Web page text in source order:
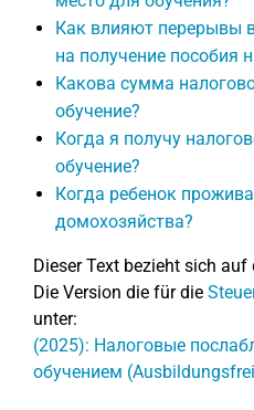
Как влияют перерывы
на получение пособия
Какова сумма
обучение?
Когда я получу
обучение?
Когда ребенок
домохозяйства?
Dieser Text bezieht sich auf
Die Version die für die
unter:
(2025): Налоговые
обучением